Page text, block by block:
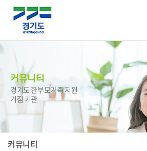
커뮤니티
경기도 한부모가족 지원
거점 기관
커뮤니티